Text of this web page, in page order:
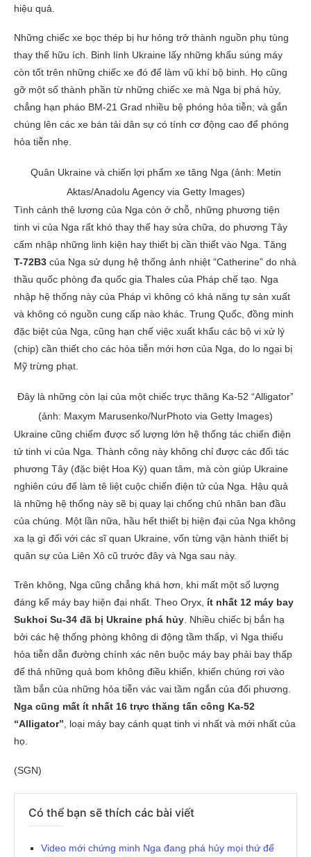
hiệu quả.
Những chiếc xe bọc thép bị hư hỏng trở thành nguồn phụ tùng
thay thế hữu ích. Binh lính Ukraine lấy những khẩu súng máy
còn tốt trên những chiếc xe đó để làm vũ khí bộ binh. Họ cũng
gỡ một số thành phần từ những chiếc xe mà Nga bị phá hủy,
chẳng hạn pháo BM-21 Grad nhiều bệ phóng hỏa tiễn; và gắn
chúng lên các xe bán tải dân sự có tính cơ động cao để phóng
hỏa tiễn nhẹ.
Quân Ukraine và chiến lợi phẩm xe tăng Nga (ảnh: Metin
Aktas/Anadolu Agency via Getty Images)
Tình cảnh thê lương của Nga còn ở chỗ, những phương tiện
tinh vi của Nga rất khó thay thế hay sửa chữa, do phương Tây
cấm nhập những linh kiện hay thiết bị cần thiết vào Nga. Tăng
T-72B3 của Nga sử dụng hệ thống ảnh nhiệt “Catherine” do nhà
thầu quốc phòng đa quốc gia Thales của Pháp chế tạo. Nga
nhập hệ thống này của Pháp vì không có khả năng tự sản xuất
và không có nguồn cung cấp nào khác. Trung Quốc, đồng minh
đặc biệt của Nga, cũng hạn chế việc xuất khẩu các bộ vi xử lý
(chip) cần thiết cho các hỏa tiễn mới hơn của Nga, do lo ngại bị
Mỹ trừng phạt.
Đây là những còn lại của một chiếc trực thăng Ka-52 “Alligator”
(ảnh: Maxym Marusenko/NurPhoto via Getty Images)
Ukraine cũng chiếm được số lượng lớn hệ thống tác chiến điện
tử tinh vi của Nga. Thành công này không chỉ được các đối tác
phương Tây (đặc biệt Hoa Kỳ) quan tâm, mà còn giúp Ukraine
nghiên cứu để làm tê liệt cuộc chiến điện tử của Nga. Hậu quả
là những hệ thống này sẽ bị quay lại chống chủ nhân ban đầu
của chúng. Một lần nữa, hầu hết thiết bị hiện đại của Nga không
xa lạ gì đối với các sĩ quan Ukraine, vốn từng vận hành thiết bị
quân sự của Liên Xô cũ trước đây và Nga sau này.
Trên không, Nga cũng chẳng khá hơn, khi mất một số lượng
đáng kể máy bay hiện đại nhất. Theo Oryx, ít nhất 12 máy bay
Sukhoi Su-34 đã bị Ukraine phá hủy . Nhiều chiếc bị bắn hạ
bởi các hệ thống phòng không di động tầm thấp, vì Nga thiếu
hỏa tiễn dẫn đường chính xác nên buộc máy bay phải bay thấp
để thả những quả bom không điều khiển, khiến chúng rơi vào
tầm bắn của những hỏa tiễn vác vai tầm ngắn của đối phương.
Nga cũng mất ít nhất 16 trực thăng tấn công Ka-52
“Alligator” , loại máy bay cánh quạt tinh vi nhất và mới nhất của
họ.
(SGN)
Có thể bạn sẽ thích các bài viết
Video mới chứng minh Nga đang phá hủy mọi thứ để